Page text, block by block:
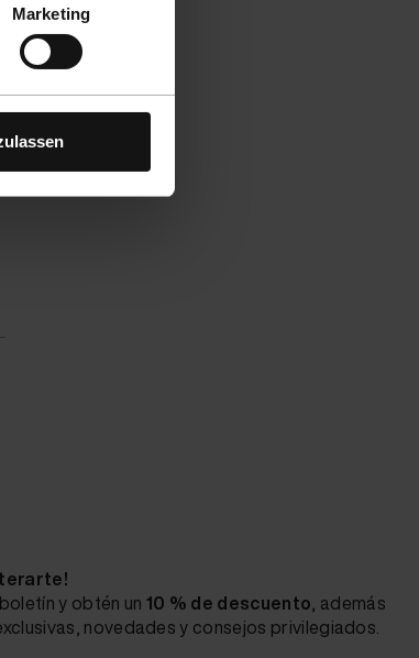
Marketing
y obtén un 10 % de descuento, además
novedades y consejos privilegiados.